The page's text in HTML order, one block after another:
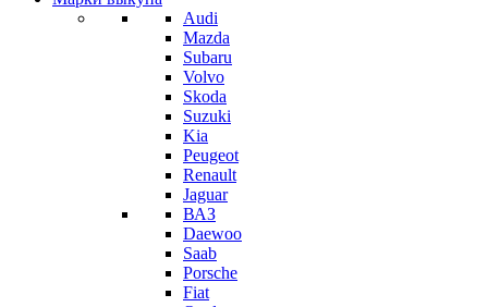
Audi
Mazda
Subaru
Volvo
Skoda
Suzuki
Kia
Peugeot
Renault
Jaguar
ВАЗ
Daewoo
Saab
Porsche
Fiat